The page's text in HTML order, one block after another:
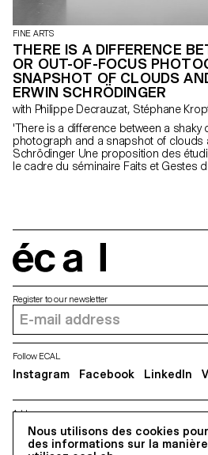
FINE ARTS
THERE IS A DIFFERENCE
OR OUT-OF-FOCUS
SNAPSHOT OF CLOUDS
ERWIN SCHRÖDINGER
with Philippe Decrauzat, Stéphane
'There is a difference between a
photograph and a snapshot of clouds
Schrödinger Une proposition des
le cadre du séminaire Faits et Gestes
Steven Parrino Cesare Pietroiusti Man
Rutault Michael Snow Paul Thek Franz
Weiner Robert Whitman
Nous utilisons des cookies
des informations sur la
Address
5, avenue du Temple, CH-1020
Register to our newsletter
Follow ECAL
Instagram Facebook LinkedIn